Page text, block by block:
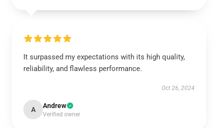
It surpassed my expectations with its high quality,
reliability, and flawless performance.
Oct 26, 2024
A Andrew
Verified owner